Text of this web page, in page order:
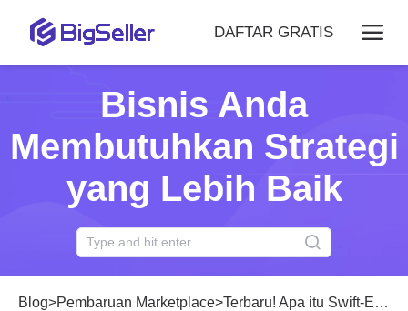
DAFTAR GRATIS
Bisnis Anda
Membutuhkan Strategi
yang Lebih Baik
Blog>Pembaruan Marketplace>Terbaru! Apa itu Swift-Enabler di TikTok Shop?